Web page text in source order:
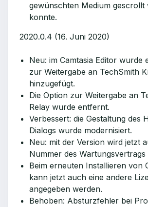
gewünschten Medium gescrollt
konnte.
2020.0.4 (16. Juni 2020)
Neu: im Camtasia Editor wurde
zur Weitergabe an TechSmith
hinzugefügt.
Die Option zur Weitergabe an
Relay wurde entfernt.
Verbessert: die Gestaltung des
Dialogs wurde modernisiert.
Neu: mit der Version wird jetzt
Nummer des Wartungsvertrags
Beim erneuten Installieren von
kann jetzt auch eine andere
angegeben werden.
Behoben: Absturzfehler bei